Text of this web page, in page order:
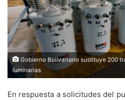
Gobierno Bolivariano sustituye 200
luminarias
En respuesta a solicitudes del